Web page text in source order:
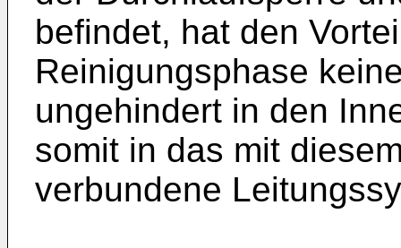
befindet, hat den
Reinigungsphase
ungehindert in den
somit in das mit
verbundene